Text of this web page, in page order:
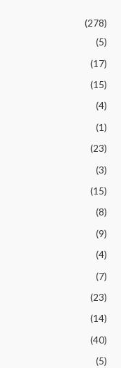
(278)
(5)
(17)
(15)
(4)
(1)
(23)
(3)
(15)
(8)
(9)
(4)
(7)
(23)
(14)
(40)
(5)